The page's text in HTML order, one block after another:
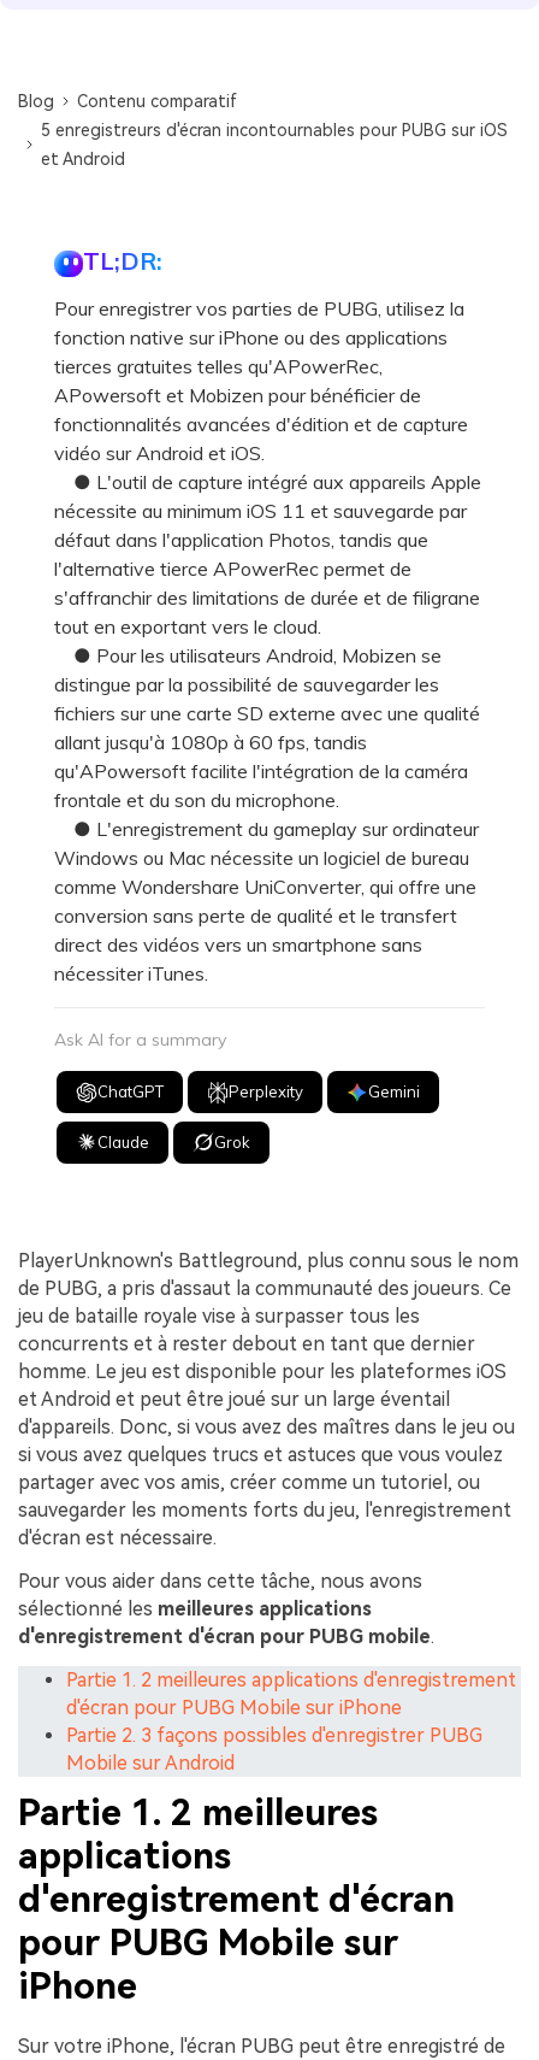
Blog
Contenu comparatif
5 enregistreurs d'écran incontournables pour PUBG sur iOS
et Android
TL;DR:
Pour enregistrer vos parties de PUBG, utilisez la
fonction native sur iPhone ou des applications
tierces gratuites telles qu'APowerRec,
APowersoft et Mobizen pour bénéficier de
fonctionnalités avancées d'édition et de capture
vidéo sur Android et iOS.
● L'outil de capture intégré aux appareils Apple
nécessite au minimum iOS 11 et sauvegarde par
défaut dans l'application Photos, tandis que
l'alternative tierce APowerRec permet de
s'affranchir des limitations de durée et de filigrane
tout en exportant vers le cloud.
● Pour les utilisateurs Android, Mobizen se
distingue par la possibilité de sauvegarder les
fichiers sur une carte SD externe avec une qualité
allant jusqu'à 1080p à 60 fps, tandis
qu'APowersoft facilite l'intégration de la caméra
frontale et du son du microphone.
● L'enregistrement du gameplay sur ordinateur
Windows ou Mac nécessite un logiciel de bureau
comme Wondershare UniConverter, qui offre une
conversion sans perte de qualité et le transfert
direct des vidéos vers un smartphone sans
nécessiter iTunes.
Ask AI for a summary
ChatGPT Perplexity Gemini
Claude Grok
PlayerUnknown's Battleground, plus connu sous le nom
de PUBG, a pris d'assaut la communauté des joueurs. Ce
jeu de bataille royale vise à surpasser tous les
concurrents et à rester debout en tant que dernier
homme. Le jeu est disponible pour les plateformes iOS
et Android et peut être joué sur un large éventail
d'appareils. Donc, si vous avez des maîtres dans le jeu ou
si vous avez quelques trucs et astuces que vous voulez
partager avec vos amis, créer comme un tutoriel, ou
sauvegarder les moments forts du jeu, l'enregistrement
d'écran est nécessaire.
Pour vous aider dans cette tâche, nous avons
sélectionné les meilleures applications
d'enregistrement d'écran pour PUBG mobile.
Partie 1. 2 meilleures applications d'enregistrement
d'écran pour PUBG Mobile sur iPhone
Partie 2. 3 façons possibles d'enregistrer PUBG
Mobile sur Android
Partie 1. 2 meilleures
applications
d'enregistrement d'écran
pour PUBG Mobile sur
iPhone
Sur votre iPhone, l'écran PUBG peut être enregistré de